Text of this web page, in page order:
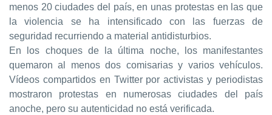
menos 20 ciudades del país, en unas protestas en las que
la violencia se ha intensificado con las fuerzas de
seguridad recurriendo a material antidisturbios.
En los choques de la última noche, los manifestantes
quemaron al menos dos comisarias y varios vehículos.
Vídeos compartidos en Twitter por activistas y periodistas
mostraron protestas en numerosas ciudades del país
anoche, pero su autenticidad no está verificada.